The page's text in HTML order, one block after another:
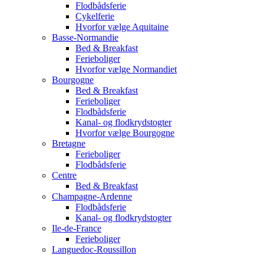
Flodbådsferie
Cykelferie
Hvorfor vælge Aquitaine
Basse-Normandie
Bed & Breakfast
Ferieboliger
Hvorfor vælge Normandiet
Bourgogne
Bed & Breakfast
Ferieboliger
Flodbådsferie
Kanal- og flodkrydstogter
Hvorfor vælge Bourgogne
Bretagne
Ferieboliger
Flodbådsferie
Centre
Bed & Breakfast
Champagne-Ardenne
Flodbådsferie
Kanal- og flodkrydstogter
Ile-de-France
Ferieboliger
Languedoc-Roussillon